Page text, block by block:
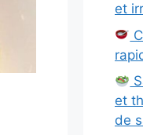
et
et
de